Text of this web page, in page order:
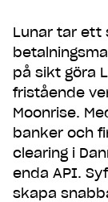
Lunar tar ett
på sikt göra
fristående
Moonrise.
banker och
clearing i
enda API.
skapa